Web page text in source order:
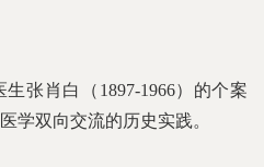
张肖白（1897-1966）的个案
学双向交流的历史实践。